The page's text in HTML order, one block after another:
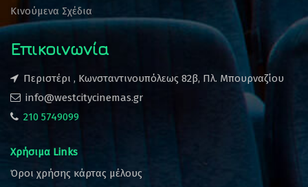
Κινούμενα Σχέδια
Επικοινωνία
Περιστέρι , Κωνσταντινουπόλεως 82β, Πλ. Μπουρναζίου
info@westcitycinemas.gr
210 5749099
Χρήσιμα Links
Όροι χρήσης κάρτας μέλους